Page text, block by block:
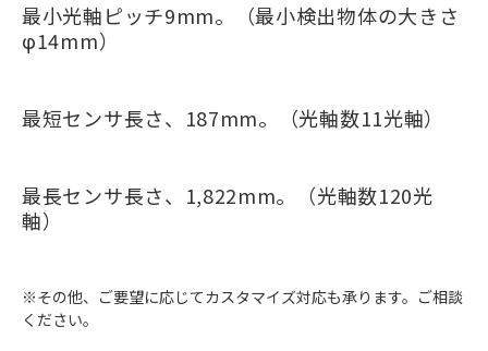
最小光軸ピッチ9mm。（最小検出物体の大きさ
φ14mm）
最短センサ長さ、187mm。（光軸数11光軸）
最長センサ長さ、1,822mm。（光軸数120光
軸）
※その他、ご要望に応じてカスタマイズ対応も承ります。ご相談
ください。